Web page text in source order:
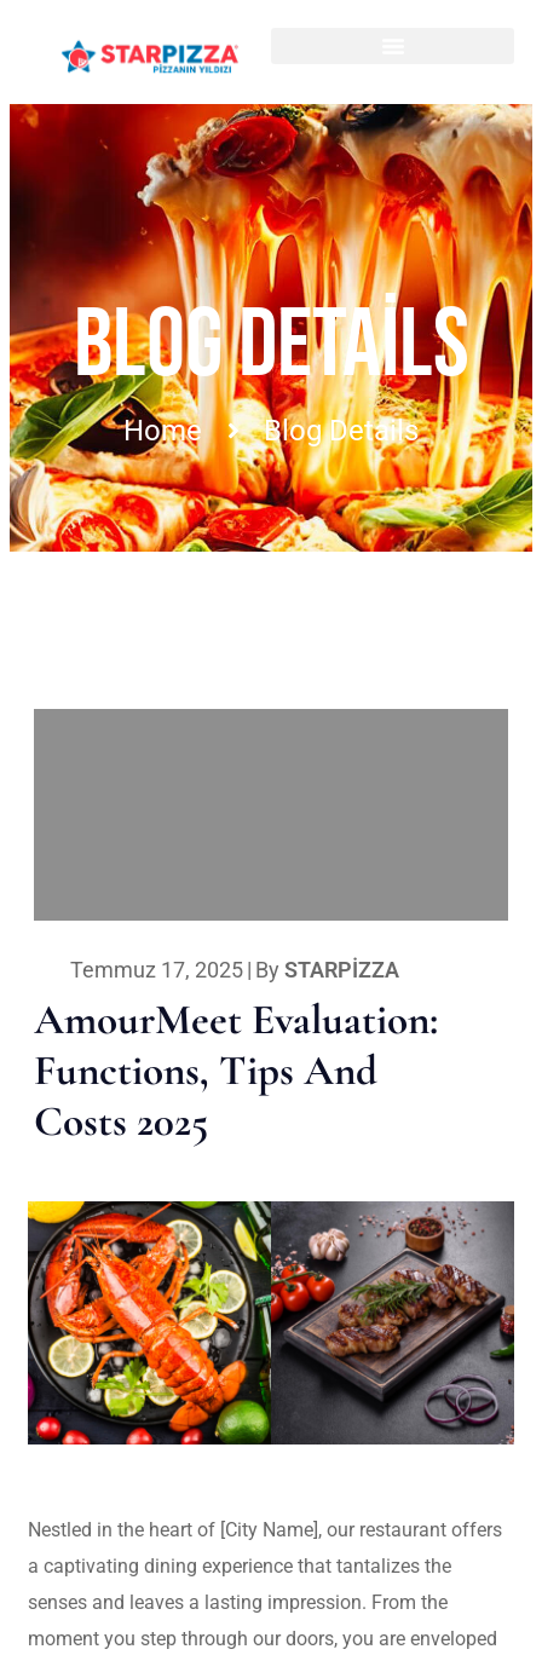
BLOG DETAILS
Home Blog Details
Temmuz 17, 2025| By STARPIZZA
AmourMeet Evaluation:
Functions, Tips And
Costs 2025
Nestled in the heart of [City Name], our restaurant offers
a captivating dining experience that tantalizes the
senses and leaves a lasting impression. From the
moment you step through our doors, you are enveloped